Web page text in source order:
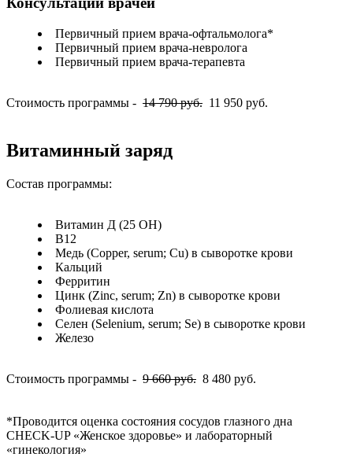
Первичный прием врача-офтальмолога*
Первичный прием врача-невролога
Первичный прием врача-терапевта
Стоимость программы - 14 790 руб. 11 950 руб.
Витаминный заряд
Состав программы:
Витамин Д (25 ОН)
В12
Медь (Copper, serum; Cu) в сыворотке крови
Кальций
Ферритин
Цинк (Zinc, serum; Zn) в сыворотке крови
Фолиевая кислота
Селен (Selenium, serum; Se) в сыворотке крови
Железо
Стоимость программы - 9660 руб. 8 480 руб.
*Проводится оценка состояния сосудов глазного дна
CHECK-UP «Женское здоровье» и лабораторный
«гинекология»